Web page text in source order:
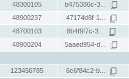
48300105 b475386c-3...
48900237 47174d8f-1...
48700103 8b4f9f7c-3...
48900204 5aaed954-d...
123456785 6c6f84c2-b...